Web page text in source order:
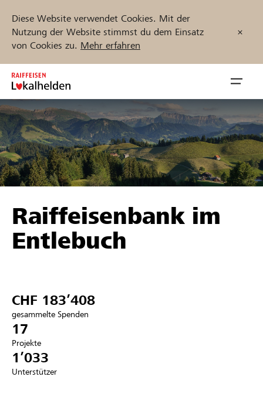
Diese Website verwendet Cookies. Mit der
Nutzung der Website stimmst du dem Einsatz
von Cookies zu. Mehr erfahren
Zum
Inhalt
springen
öffnen
Unterstützen
Hilfe & Support
Anmelden
Projekte und Organisationen finden
Jetzt starten
Raiffeisenbank im
Entlebuch
CHF 183’408
gesammelte Spenden
17
Projekte
1’033
Unterstützer